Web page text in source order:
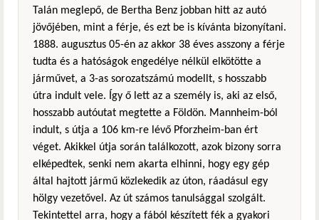
Talán meglepő, de Bertha Benz jobban hitt az autó
jövőjében, mint a férje, és ezt be is kívánta bizonyítani.
1888. augusztus 05-én az akkor 38 éves asszony a férje
tudta és a hatóságok engedélye nélkül elkötötte a
járművet, a 3-as sorozatszámú modellt, s hosszabb
útra indult vele. Így ő lett az a személy is, aki az első,
hosszabb autóutat megtette a Földön. Mannheim-ból
indult, s útja a 106 km-re lévő Pforzheim-ban ért
véget. Akikkel útja során találkozott, azok bizony sorra
elképedtek, senki nem akarta elhinni, hogy egy gép
által hajtott jármű közlekedik az úton, ráadásul egy
hölgy vezetővel. Az út számos tanulsággal szolgált.
Tekintettel arra, hogy a fából készített fék a gyakori